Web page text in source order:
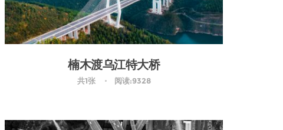
楠木渡乌江特大桥
共1张 阅读:9328